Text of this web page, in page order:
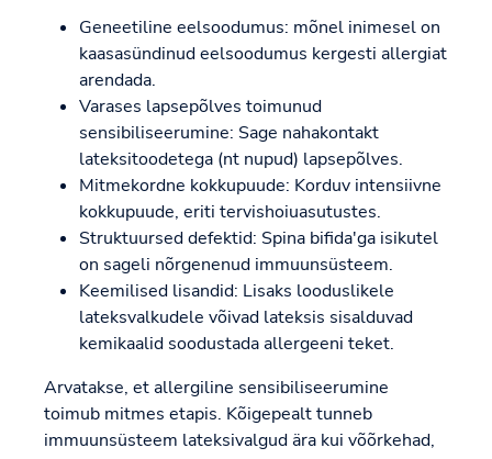
Geneetiline eelsoodumus: mõnel inimesel on
kaasasündinud eelsoodumus kergesti allergiat
arendada.
Varases lapsepõlves toimunud
sensibiliseerumine: Sage nahakontakt
lateksitoodetega (nt nupud) lapsepõlves.
Mitmekordne kokkupuude: Korduv intensiivne
kokkupuude, eriti tervishoiuasutustes.
Struktuursed defektid: Spina bifida'ga isikutel
on sageli nõrgenenud immuunsüsteem.
Keemilised lisandid: Lisaks looduslikele
lateksvalkudele võivad lateksis sisalduvad
kemikaalid soodustada allergeeni teket.
Arvatakse, et allergiline sensibiliseerumine
toimub mitmes etapis. Kõigepealt tunneb
immuunsüsteem lateksivalgud ära kui võõrkehad,